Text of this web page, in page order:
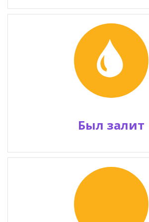
Был залит